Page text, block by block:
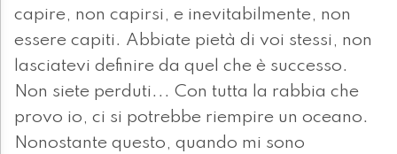
capire, non capirsi, e inevitabilmente, non
essere capiti. Abbiate pietà di voi stessi, non
lasciatevi definire da quel che è successo.
Non siete perduti... Con tutta la rabbia che
provo io, ci si potrebbe riempire un oceano.
Nonostante questo, quando mi sono